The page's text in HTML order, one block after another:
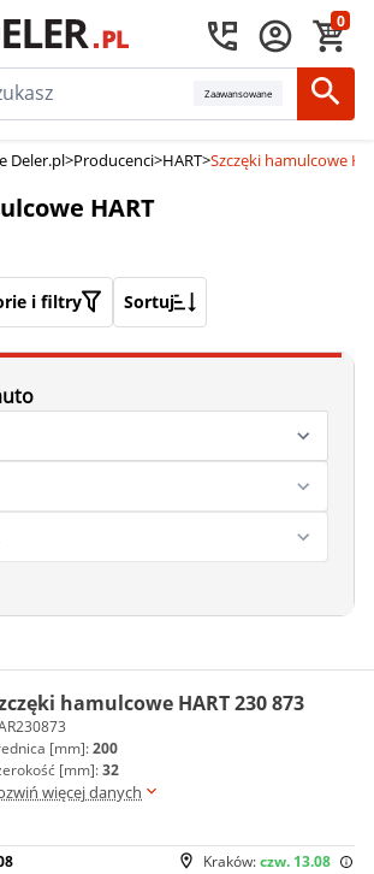
0
Zaawansowane
Deler.pl>Producenci>HART>Szczęki hamulcowe
HART
i filtry Sortuj
hamulcowe HART 230 873
[mm]:200
[mm]:32
więcej danych
Kraków:czw. 13.08